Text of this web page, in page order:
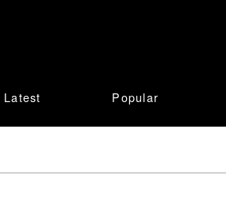
Latest Popular